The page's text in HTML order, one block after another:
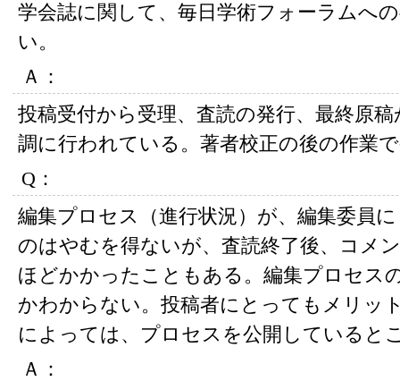
学会誌に関して、毎日学術フォーラムへ
い。
Ａ：
投稿受付から受理、査読の発行、最終原
調に行われている。著者校正の後の作業
Q：
編集プロセス（進行状況）が、編集委員
のはやむを得ないが、査読終了後、コメ
ほどかかったこともある。編集プロセス
かわからない。投稿者にとってもメリッ
によっては、プロセスを公開していると
Ａ：